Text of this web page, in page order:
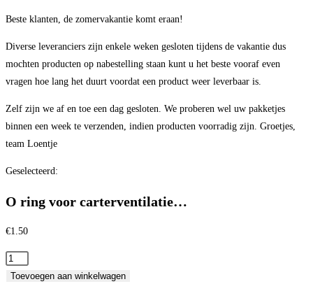
Beste klanten, de zomervakantie komt eraan!
Diverse leveranciers zijn enkele weken gesloten tijdens de vakantie dus
mochten producten op nabestelling staan kunt u het beste vooraf even
vragen hoe lang het duurt voordat een product weer leverbaar is.
Zelf zijn we af en toe een dag gesloten. We proberen wel uw pakketjes
binnen een week te verzenden, indien producten voorradig zijn. Groetjes,
team Loentje
Geselecteerd:
O ring voor carterventilatie…
€1.50
O
ring
Toevoegen aan winkelwagen